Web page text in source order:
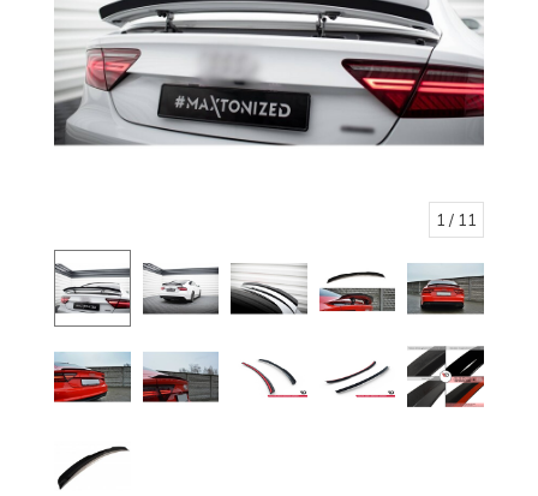
1 / 11